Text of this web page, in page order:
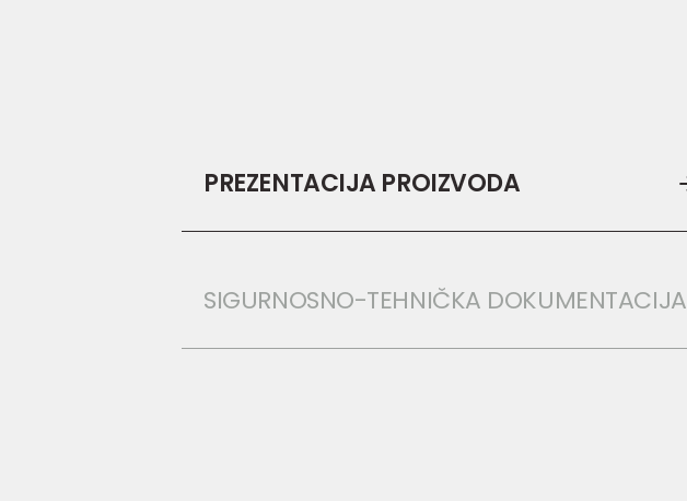
PREZENTACIJA PROIZVODA
SIGURNOSNO-TEHNIČKA DOKUMENTACIJA